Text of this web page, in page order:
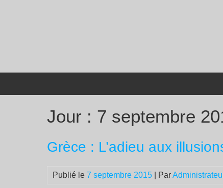
Jour : 7 septembre
Grèce : L’adieu aux
Publié le 7 septembre 2015 | Par